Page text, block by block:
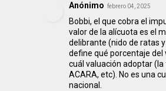
Anónimo febrero 04, 2025
Bobbi, el que cobra el
valor de la alícuota es el
delibrante (nido de ratas
define qué porcentaje del
cuál valuación adoptar
ACARA, etc). No es una
nacional.